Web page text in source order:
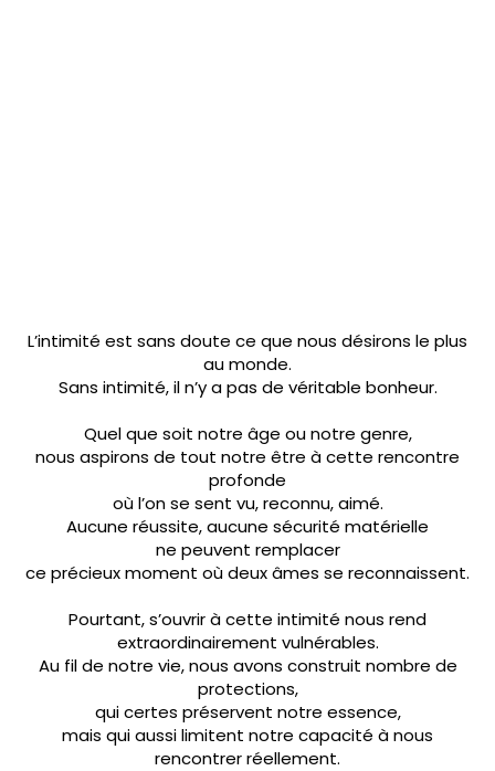
L’intimité est sans doute ce que nous désirons le plus
au monde.
Sans intimité, il n’y a pas de véritable bonheur.
Quel que soit notre âge ou notre genre,
nous aspirons de tout notre être à cette rencontre
profonde
où l’on se sent vu, reconnu, aimé.
Aucune réussite, aucune sécurité matérielle
ne peuvent remplacer
ce précieux moment où deux âmes se reconnaissent.
Pourtant, s’ouvrir à cette intimité nous rend
extraordinairement vulnérables.
Au fil de notre vie, nous avons construit nombre de
protections,
qui certes préservent notre essence,
mais qui aussi limitent notre capacité à nous
rencontrer réellement.